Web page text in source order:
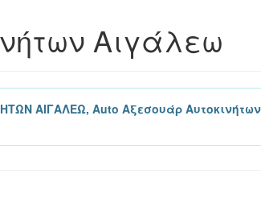
Αιγάλεω
ΑΙΓΑΛΕΩ, Auto Αξεσουάρ